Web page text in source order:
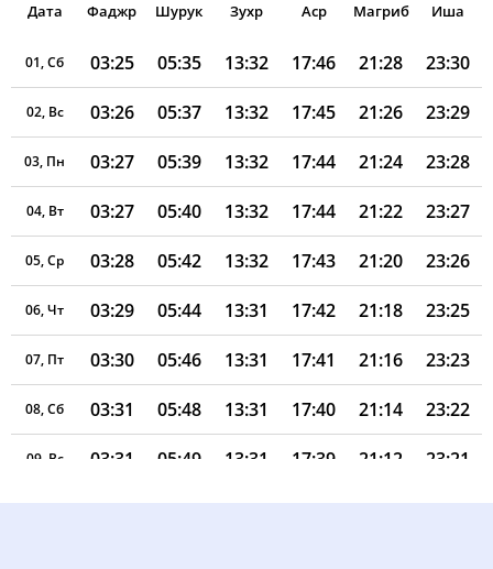
Дата Фаджр Шурук Зухр Аср Магриб Иша
01, Сб 03:25 05:35 13:32 17:46 21:28 23:30
02, Вс 03:26 05:37 13:32 17:45 21:26 23:29
03, Пн 03:27 05:39 13:32 17:44 21:24 23:28
04, Вт 03:27 05:40 13:32 17:44 21:22 23:27
05, Ср 03:28 05:42 13:32 17:43 21:20 23:26
06, Чт 03:29 05:44 13:31 17:42 21:18 23:25
07, Пт 03:30 05:46 13:31 17:41 21:16 23:23
08, Сб 03:31 05:48 13:31 17:40 21:14 23:22
09, Вс 03:31 05:49 13:31 17:39 21:12 23:21
10, Пн 03:32 05:51 13:31 17:38 21:10 23:20